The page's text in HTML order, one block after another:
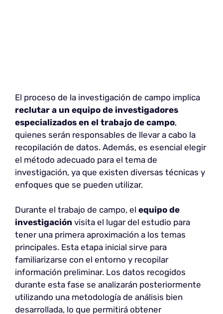
El proceso de la investigación de campo implica
reclutar a un equipo de investigadores
especializados en el trabajo de campo,
quienes serán responsables de llevar a cabo la
recopilación de datos. Además, es esencial elegir
el método adecuado para el tema de
investigación, ya que existen diversas técnicas y
enfoques que se pueden utilizar.
Durante el trabajo de campo, el equipo de
investigación visita el lugar del estudio para
tener una primera aproximación a los temas
principales. Esta etapa inicial sirve para
familiarizarse con el entorno y recopilar
información preliminar. Los datos recogidos
durante esta fase se analizarán posteriormente
utilizando una metodología de análisis bien
desarrollada, lo que permitirá obtener